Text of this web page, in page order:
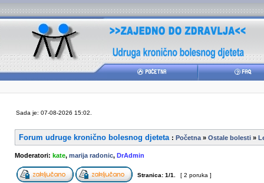
Sada je: 07-08-2026 15:02.
Forum udruge kronično bolesnog djeteta : Početna » Ostale bolesti »
Moderatori: kate, marija radonic, DrAdmin
Stranica: 1/1 [ 2 poruka ]